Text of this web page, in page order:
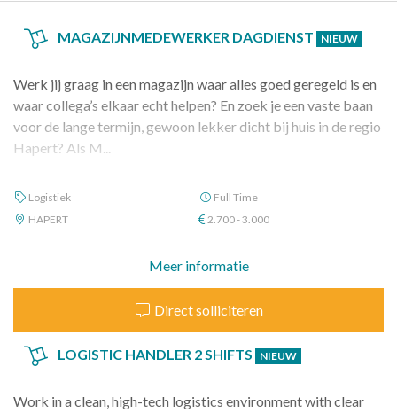
MAGAZIJNMEDEWERKER DAGDIENST NIEUW
Werk jij graag in een magazijn waar alles goed geregeld is en
waar collega’s elkaar echt helpen? En zoek je een vaste baan
voor de lange termijn, gewoon lekker dicht bij huis in de regio
Hapert? Als M...
Logistiek
Full Time
HAPERT
2.700 - 3.000
Meer informatie
Direct solliciteren
LOGISTIC HANDLER 2 SHIFTS NIEUW
Work in a clean, high-tech logistics environment with clear